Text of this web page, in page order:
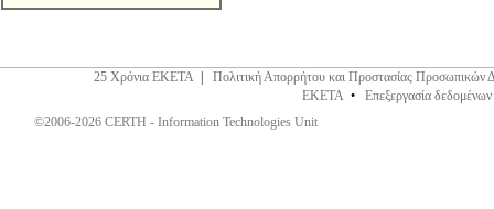
25 Χρόνια ΕΚΕΤΑ
Πολιτική Απορρήτου και Προστασίας Προσωπικών
ΕΚΕΤΑ • Επεξεργασία
©2006-2026 CERTH - Information Technologies Unit